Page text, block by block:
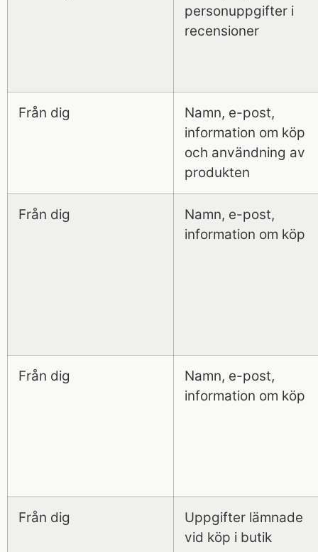
personuppgifter i
recensioner
Från dig
Namn, e-post,
information om köp
och användning av
produkten
Från dig
Namn, e-post,
information om köp
Från dig
Namn, e-post,
information om köp
Från dig
Uppgifter lämnade
vid köp i butik